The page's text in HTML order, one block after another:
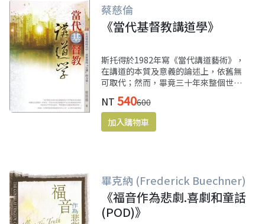
蔡慈倫
《當代基督教講道學》
斯托得於1982年寫《當代講道藝術》，
在講道的本質及意義的論述上，依舊無
可取代；然而，畢竟三十年來整個世界
起了很大的變化，特別是媒體傳播的興
盛，讓人們接收訊息的方式有了很大的
改變；蔡慈倫博士引進了北美自1970年
以來的「新講道學」，剛好補足了這段
NT 540600
畢克納 (Frederick Buechner)
《福音作為悲劇.喜劇和童話
(POD)》